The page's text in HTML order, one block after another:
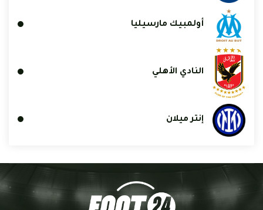
أولمبيك مارسيليا
النادي الأهلي
إنتر ميلان